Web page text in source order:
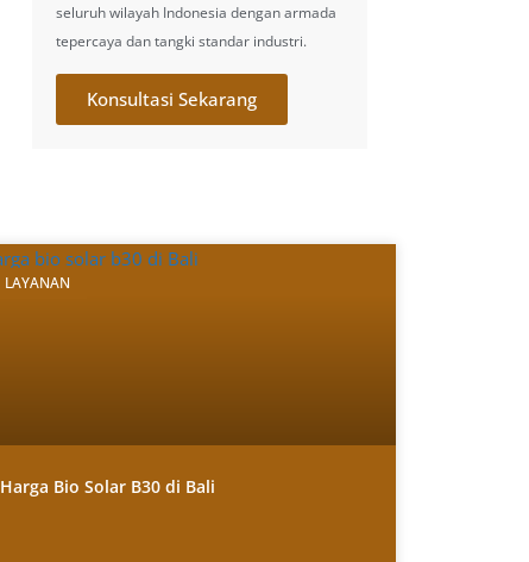
seluruh wilayah Indonesia dengan armada
tepercaya dan tangki standar industri.
Konsultasi Sekarang
LAYANAN
Harga Bio Solar B30 di Bali